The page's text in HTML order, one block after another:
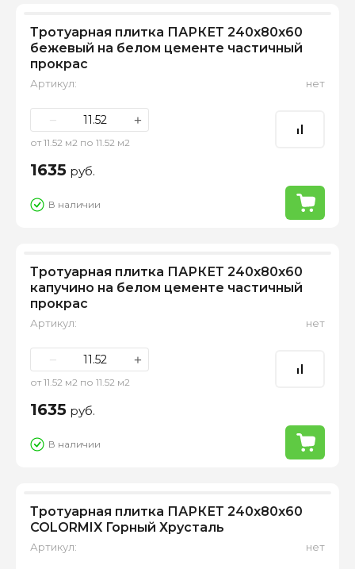
Тротуарная плитка ПАРКЕТ 240х80х60
бежевый на белом цементе частичный
прокрас
Артикул: нет
− +
от 11.52 м2 по 11.52 м2
1635 руб.
В наличии
Тротуарная плитка ПАРКЕТ 240х80х60
капучино на белом цементе частичный
прокрас
Артикул: нет
− +
от 11.52 м2 по 11.52 м2
1635 руб.
В наличии
Тротуарная плитка ПАРКЕТ 240х80х60
COLORMIX Горный Хрусталь
Артикул: нет